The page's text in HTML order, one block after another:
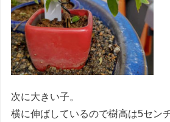
次に大きい子。
横に伸ばしているので樹高は5センチ